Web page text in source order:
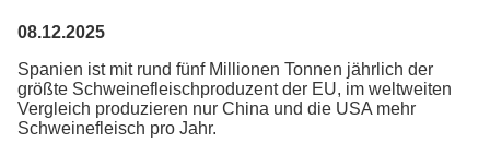
08.12.2025
Spanien ist mit rund fünf Millionen Tonnen jährlich der
größte Schweinefleischproduzent der EU, im weltweiten
Vergleich produzieren nur China und die USA mehr
Schweinefleisch pro Jahr.